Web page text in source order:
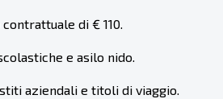
di € 110.
e asilo nido.
aziendali e titoli di viaggio.